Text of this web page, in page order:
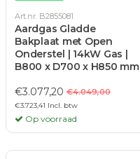
Art.nr. B2855081
Aardgas Gladde
Bakplaat met Open
Onderstel | 14kW Gas |
B800 x D700 x H850 mm
€3.077,20 €4.049,00
€3.723,41 Incl. btw
Op voorraad